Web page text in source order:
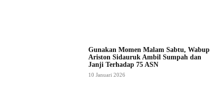
Gunakan Momen Malam Sabtu, Wabup
Ariston Sidauruk Ambil Sumpah dan
Janji Terhadap 75 ASN
10 Januari 2026